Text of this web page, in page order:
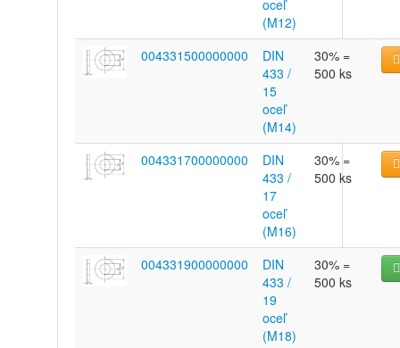
oceľ
(M12)
004331500000000
DIN
433 /
15
oceľ
(M14)
30% =
500 ks
004331700000000
DIN
433 /
17
oceľ
(M16)
30% =
500 ks
004331900000000
DIN
433 /
19
oceľ
(M18)
30% =
500 ks